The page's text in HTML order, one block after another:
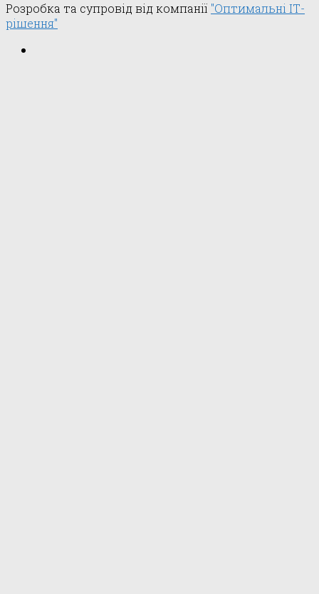
Розробка та супровід від компанії "Оптимальні ІТ-
рішення"